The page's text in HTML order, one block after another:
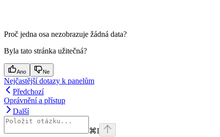
Proč jedna osa nezobrazuje žádná data?
Byla tato stránka užitečná?
Ano Ne
Nejčastější dotazy k panelům
Předchozí
Oprávnění a přístup
Další
⌘I